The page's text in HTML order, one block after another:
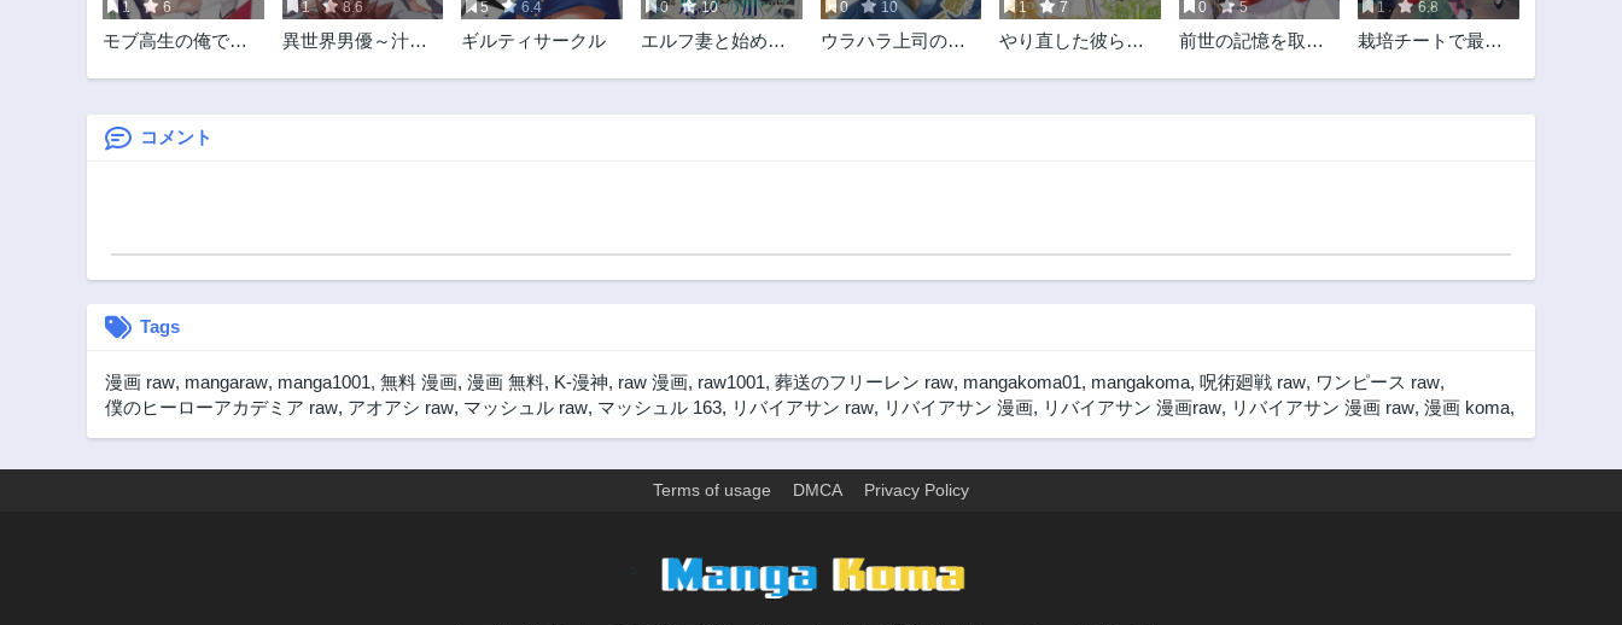
1 6
モブ高生の俺でも
1 8.6
異世界男優～汁男
用で無双男優にな
5 6.4
ギルティサークル
0 10
エルフ妻と始める
フと共に100年前に
0 10
ウラハラ上司のウ
1 7
やり直した彼らだ
すが。
0 5
前世の記憶を取り
悪女と評判でした
1 6.8
栽培チートで最強
ど？～
コメント
Tags
漫画 raw, mangaraw, manga1001, 無料 漫画, 漫画 無料, K-漫神, raw 漫画, raw1001, 葬送のフリーレン raw, mangakoma01, mangakoma, 呪術廻戦 raw, ワンピース raw,
僕のヒーローアカデミア raw, アオアシ raw, マッシュル raw, マッシュル 163, リバイアサン raw, リバイアサン 漫画, リバイアサン 漫画raw, リバイアサン 漫画 raw, 漫画 koma,
Terms of usage DMCA Privacy Policy